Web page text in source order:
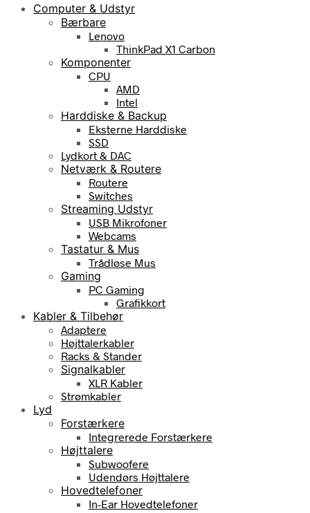
Computer & Udstyr
Bærbare
Lenovo
ThinkPad X1 Carbon
Komponenter
CPU
AMD
Intel
Harddiske & Backup
Eksterne Harddiske
SSD
Lydkort & DAC
Netværk & Routere
Routere
Switches
Streaming Udstyr
USB Mikrofoner
Webcams
Tastatur & Mus
Trådløse Mus
Gaming
PC Gaming
Grafikkort
Kabler & Tilbehør
Adaptere
Højttalerkabler
Racks & Stander
Signalkabler
XLR Kabler
Strømkabler
Lyd
Forstærkere
Integrerede Forstærkere
Højttalere
Subwoofere
Udendørs Højttalere
Hovedtelefoner
In-Ear Hovedtelefoner